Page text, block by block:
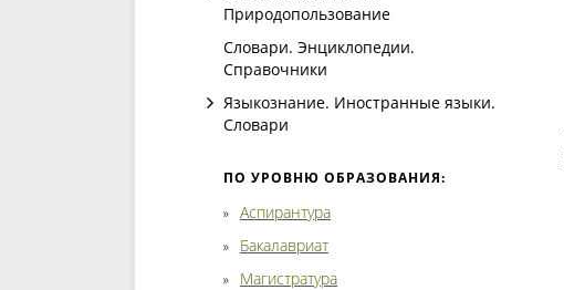
Природопользование
Словари. Энциклопедии.
Справочники
Языкознание. Иностранные языки.
Словари
ПО УРОВНЮ ОБРАЗОВАНИЯ:
Аспирантура
Бакалавриат
Магистратура